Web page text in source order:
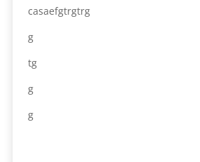
casaefgtrgtrg
g
tg
g
g